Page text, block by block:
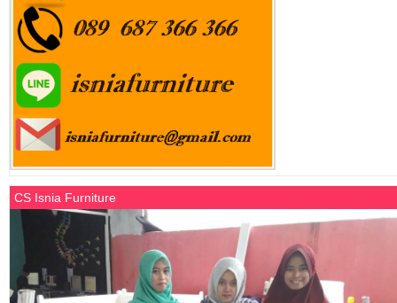
CS Isnia Furniture